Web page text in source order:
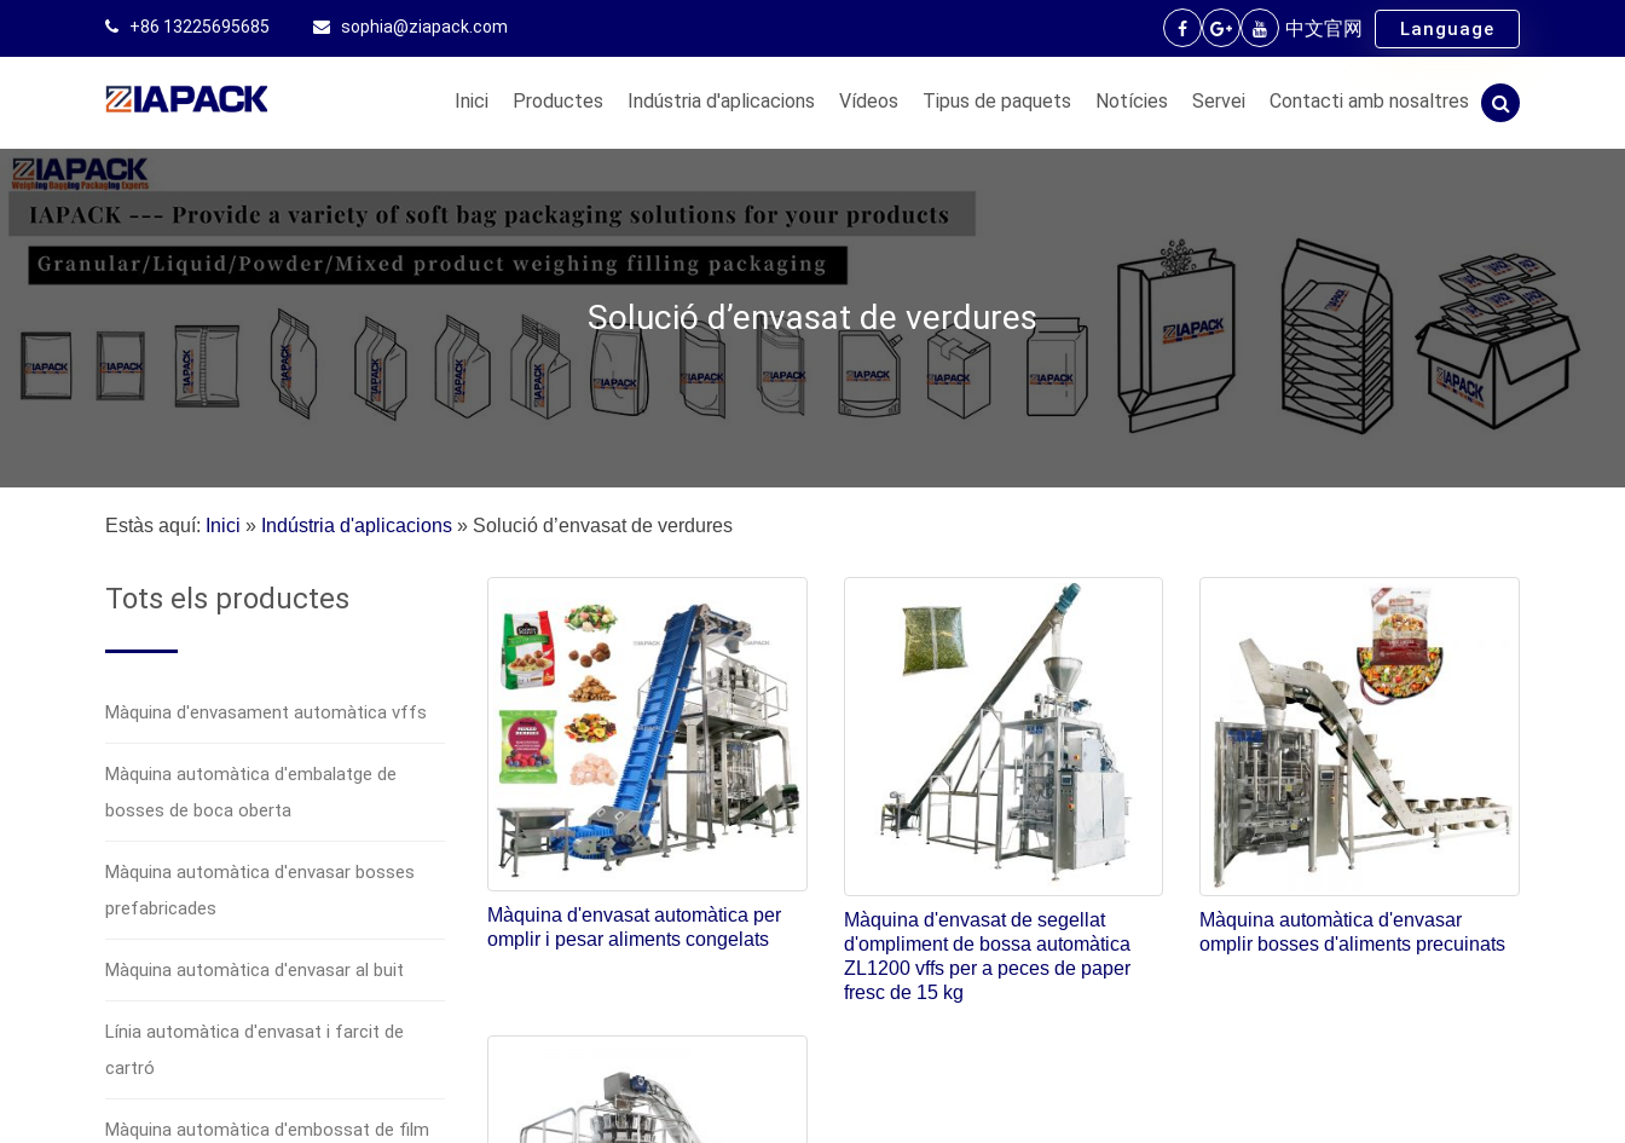
+86 13225695685 sophia@ziapack.com 中文官网 Language
Inici Productes Indústria d'aplicacions Vídeos Tipus de paquets Notícies Servei Contacti amb nosaltres
Solució d’envasat de verdures
Estàs aquí: Inici » Indústria d'aplicacions » Solució d’envasat de verdures
Tots els productes
Màquina d'envasament automàtica vffs
Màquina automàtica d'embalatge de
bosses de boca oberta
Màquina automàtica d'envasar bosses
prefabricades
Màquina automàtica d'envasar al buit
Línia automàtica d'envasat i farcit de
cartró
Màquina automàtica d'embossat de film
Màquina d'envasat automàtica per
omplir i pesar aliments congelats
Màquina d'envasat de segellat
d'ompliment de bossa automàtica
ZL1200 vffs per a peces de paper
fresc de 15 kg
Màquina automàtica d'envasar
omplir bosses d'aliments precuinats